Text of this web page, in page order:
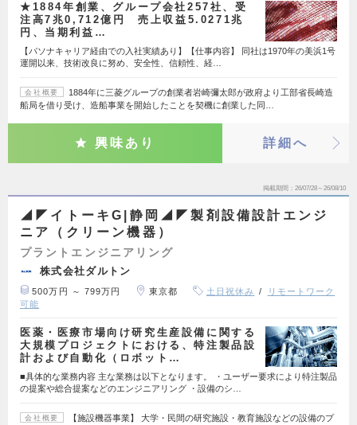
★1884年創業、グループ会社257社、受
注高7兆0,712億円 売上収益5.0271兆
円、当期利益…
【パソナキャリア経由での入社実績あり】【仕事内容】 同社は1970年の美浜1号
運開以来、技術改良に努め、安全性、信頼性、経…
会社概要
1884年に三菱グループの創業者岩崎彌太郎が政府より工部省長崎造
船局を借り受け、造船事業を開始したことを契機に創業した同…
興味あり 詳細へ
掲載期間 26/07/28～26/08/10
◢◤イトーキG|静岡◢◤製剤設備設計エンジ
ニア（クリーン機器）
プラントエンジニアリング
株式会社ダルトン
500万円 ～ 799万円 東京都 土日祝休み
リモートワーク
可能
医薬・医療市場向け研究生産設備に関する
大規模プロジェクトにおける、特注製品設
計および自動化（ロボット…
■具体的な業務内容 主な業務は以下となります。 ・ユーザー要求により特注製品
の提案や総合提案などのエンジニアリング ・設備のシ…
会社概要
【施設機器事業】 大学・民間の研究施設・教育施設などの設備のプ